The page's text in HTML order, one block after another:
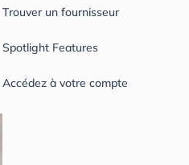
Trouver un fournisseur
Spotlight Features
Accédez à votre compte